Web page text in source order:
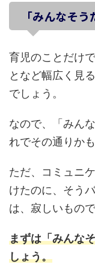
「みんなそ
育児のことだけ
となど幅広く見
でしょう。
なので、「みん
れでその通りか
ただ、コミュニ
けたのに、そう
は、寂しいもので
まずは「みんな
しょう。